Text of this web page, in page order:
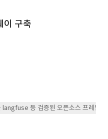
이 구축
등 검증된 오픈소스 프레임워